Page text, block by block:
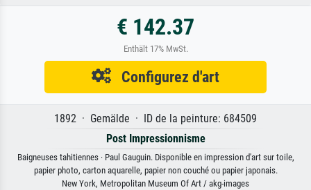
€ 142.37
Enthält 17% MwSt.
Configurez d'art
1892 · Gemälde · ID de la peinture: 684509
Post Impressionnisme
Baigneuses tahitiennes · Paul Gauguin. Disponible en impression d'art sur toile,
papier photo, carton aquarelle, papier non couché ou papier japonais.
New York, Metropolitan Museum Of Art / akg-images